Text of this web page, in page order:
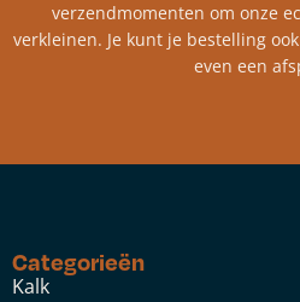
verzendmomenten om onze
verkleinen. Je kunt je bestelling
even een
Categorieën
Kalk